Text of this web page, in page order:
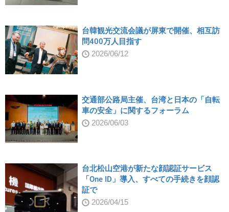
台韓観光交流会議が屏東で開催、相互訪
問400万人目指す
2026/06/12
交通部公路局主催、台湾と日本の「自転
車の安全」に関するフォーラム
2026/06/03
台北松山空港が新たな顔認証サービス
「One ID」導入、すべての手続きを顔認
証で
2026/04/15